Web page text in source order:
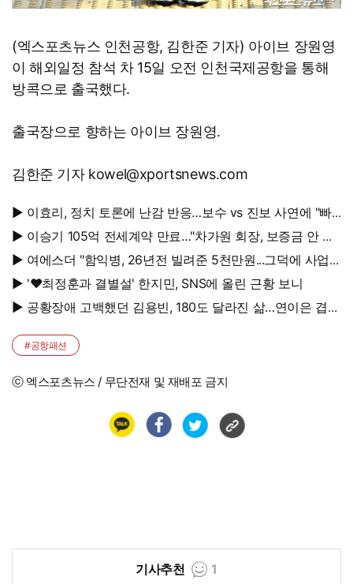
(엑스포츠뉴스 인천공항, 김한준 기자) 아이브 장원영
이 해외일정 참석 차 15일 오전 인천국제공항을 통해
방콕으로 출국했다.
출국장으로 향하는 아이브 장원영.
김한준 기자 kowel@xportsnews.com
▶ 이효리, 정치 토론에 난감 반응…보수 vs 진보 사연에 "빠
지면 안 될까요?"
▶ 이승기 105억 전세계약 만료…"차가원 회장, 보증금 안 주
면 법적 조치"
▶ 여에스더 "함익병, 26년전 빌려준 5천만원...그덕에 사업
시작"▶ '♥최정훈과 결별설' 한지민, SNS에 올린 근황 보니
▶ 공황장애 고백했던 김용빈, 180도 달라진 삶…연이은 겹경
사
#공항패션
ⓒ 엑스포츠뉴스 / 무단전재 및 재배포 금지
기사추천 1